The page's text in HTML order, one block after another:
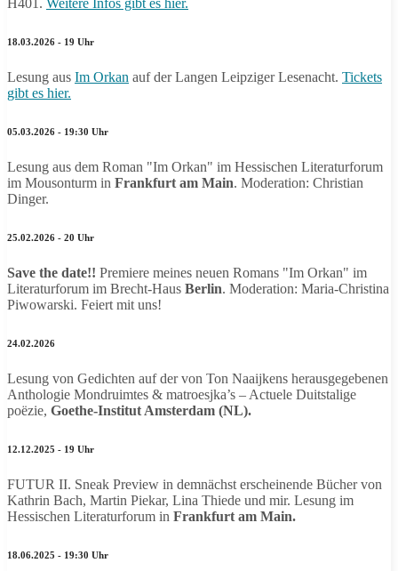
H401. Weitere Infos gibt es hier.
18.03.2026 - 19 Uhr
Lesung aus Im Orkan auf der Langen Leipziger Lesenacht. Tickets
gibt es hier.
05.03.2026 - 19:30 Uhr
Lesung aus dem Roman "Im Orkan" im Hessischen Literaturforum
im Mousonturm in Frankfurt am Main. Moderation: Christian
Dinger.
25.02.2026 - 20 Uhr
Save the date!! Premiere meines neuen Romans "Im Orkan" im
Literaturforum im Brecht-Haus Berlin. Moderation: Maria-Christina
Piwowarski. Feiert mit uns!
24.02.2026
Lesung von Gedichten auf der von Ton Naaijkens herausgegebenen
Anthologie Mondruimtes & matroesjka’s – Actuele Duitstalige
poëzie, Goethe-Institut Amsterdam (NL).
12.12.2025 - 19 Uhr
FUTUR II. Sneak Preview in demnächst erscheinende Bücher von
Kathrin Bach, Martin Piekar, Lina Thiede und mir. Lesung im
Hessischen Literaturforum in Frankfurt am Main.
18.06.2025 - 19:30 Uhr